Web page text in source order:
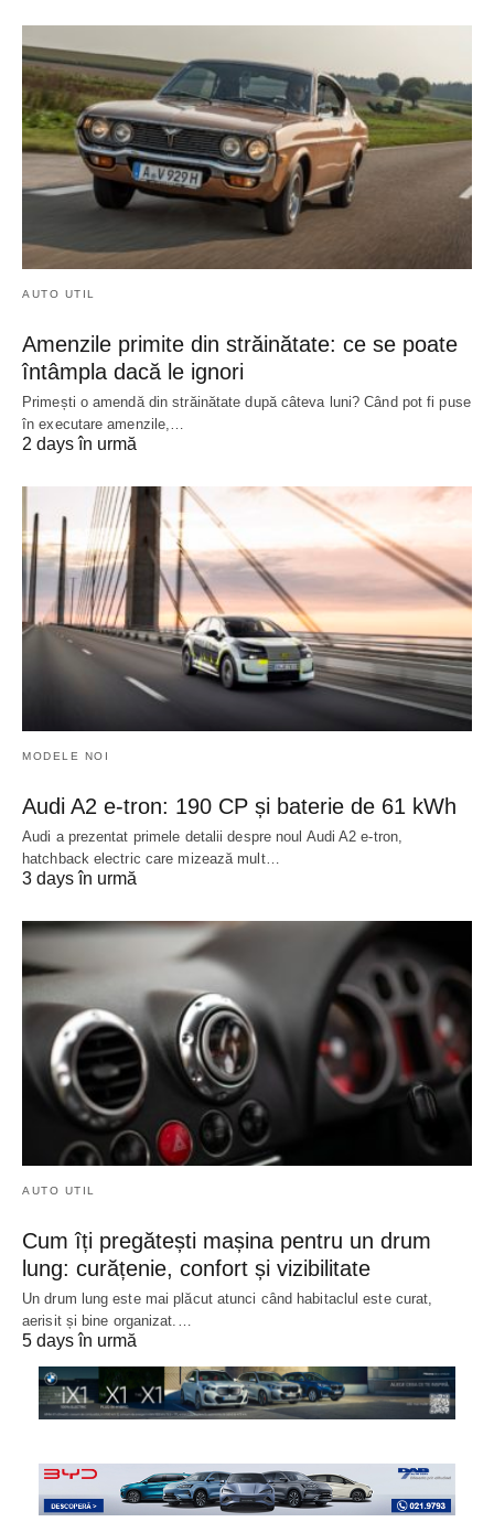
AUTO UTIL
Amenzile primite din străinătate: ce se poate
întâmpla dacă le ignori
Primești o amendă din străinătate după câteva luni? Când pot fi puse
în executare amenzile,…
2 days în urmă
MODELE NOI
Audi A2 e-tron: 190 CP și baterie de 61 kWh
Audi a prezentat primele detalii despre noul Audi A2 e-tron,
hatchback electric care mizează mult…
3 days în urmă
AUTO UTIL
Cum îți pregătești mașina pentru un drum
lung: curățenie, confort și vizibilitate
Un drum lung este mai plăcut atunci când habitaclul este curat,
aerisit și bine organizat.…
5 days în urmă